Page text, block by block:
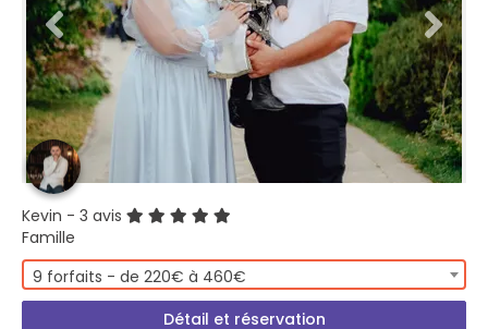
Kevin - 3 avis
Famille
9 forfaits - de 220€ à 460€
Détail et réservation